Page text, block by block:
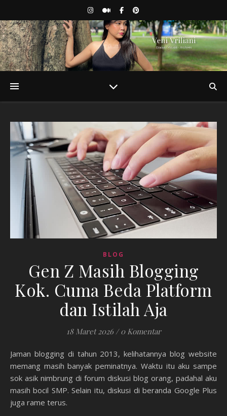
BLOG
Gen Z Masih Blogging
Kok. Cuma Beda Platform
dan Istilah Aja
18 Maret 2026 / 0 Komentar
Jaman blogging di tahun 2013, kelihatannya blog website
memang masih banyak peminatnya. Waktu itu aku sampe
sok asik nimbrung di forum diskusi blog orang, padahal aku
masih bocil SMP. Selain itu, diskusi di beranda Google Plus
juga rame terus.